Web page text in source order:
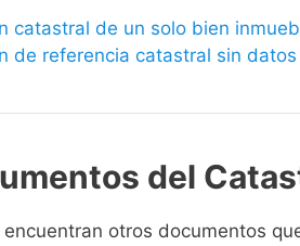
catastral de un solo bien
de referencia catastral sin
del
otros documentos